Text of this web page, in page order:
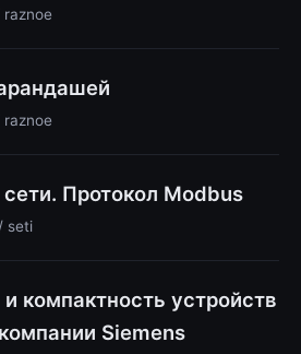
raznoe
raznoe
Протокол Modbus
seti
компактность устройств
Siemens